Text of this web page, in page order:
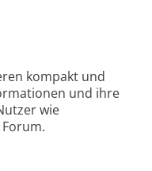
kompakt und
und ihre
wie